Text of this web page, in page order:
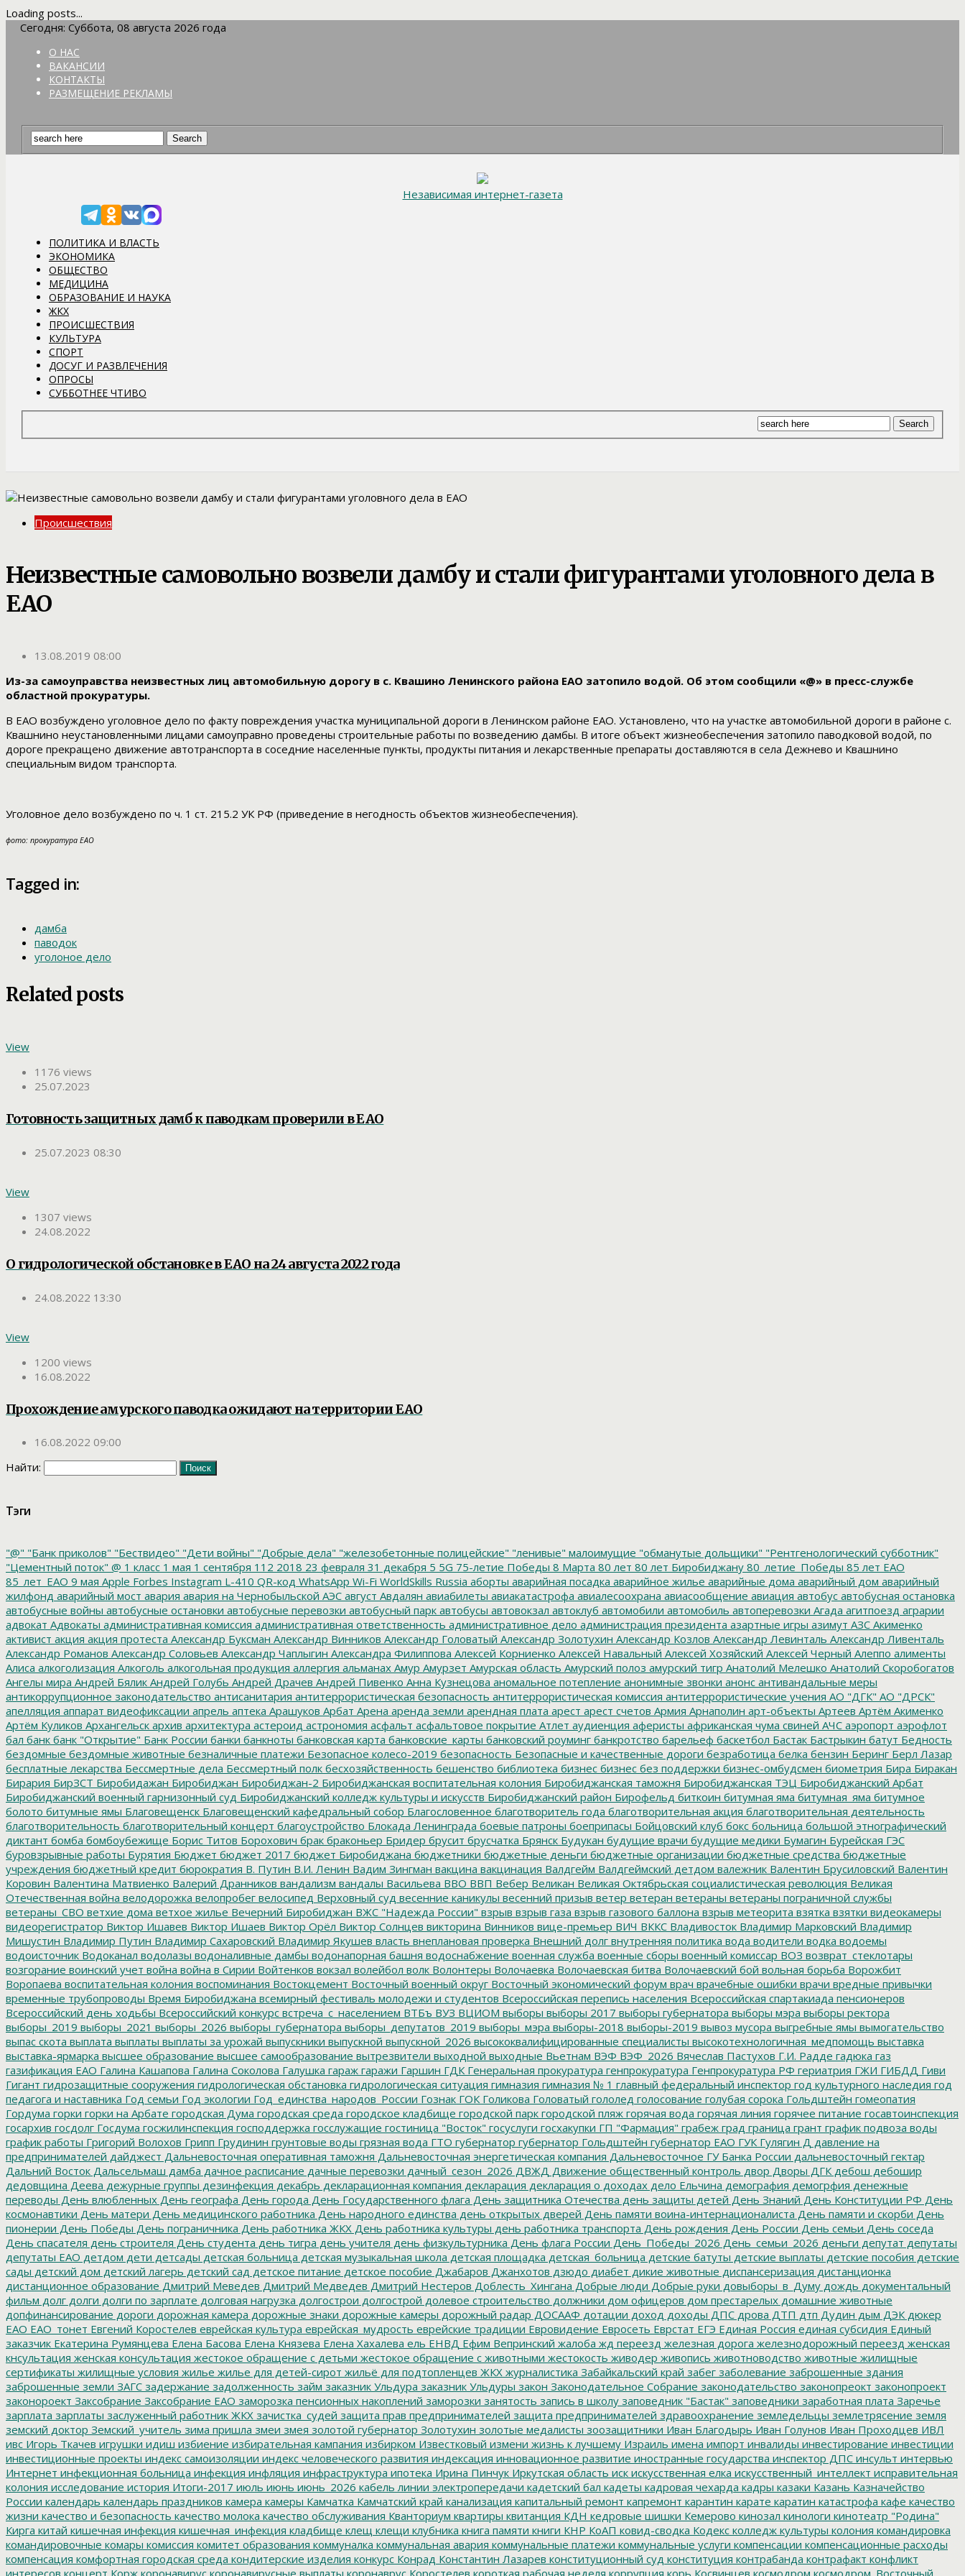
Loading posts...
Сегодня: Суббота, 08 августа 2026 года
О НАС
ВАКАНСИИ
КОНТАКТЫ
РАЗМЕЩЕНИЕ РЕКЛАМЫ
Независимая интернет-газета
ПОЛИТИКА И ВЛАСТЬ
ЭКОНОМИКА
ОБЩЕСТВО
МЕДИЦИНА
ОБРАЗОВАНИЕ И НАУКА
ЖКХ
ПРОИСШЕСТВИЯ
КУЛЬТУРА
СПОРТ
ДОСУГ И РАЗВЛЕЧЕНИЯ
ОПРОСЫ
СУББОТНЕЕ ЧТИВО
Происшествия
Неизвестные самовольно возвели дамбу и стали фигурантами уголовного дела в
ЕАО
13.08.2019 08:00
Из-за самоуправства неизвестных лиц автомобильную дорогу в с. Квашино Ленинского района ЕАО затопило водой. Об этом сообщили «@» в пресс-службе
областной прокуратуры.
В ЕАО возбуждено уголовное дело по факту повреждения участка муниципальной дороги в Ленинском районе ЕАО. Установлено, что на участке автомобильной дороги в районе с.
Квашнино неустановленными лицами самоуправно проведены строительные работы по возведению дамбы. В итоге объект жизнеобеспечения затопило паводковой водой, по
дороге прекращено движение автотранспорта в соседние населенные пункты, продукты питания и лекарственные препараты доставляются в села Дежнево и Квашнино
специальным видом транспорта.
Уголовное дело возбуждено по ч. 1 ст. 215.2 УК РФ (приведение в негодность объектов жизнеобеспечения).
фото: прокуратура ЕАО
Tagged in:
дамба
паводок
уголоное дело
Related posts
View
1176 views
25.07.2023
Готовность защитных дамб к паводкам проверили в ЕАО
25.07.2023 08:30
View
1307 views
24.08.2022
О гидрологической обстановке в ЕАО на 24 августа 2022 года
24.08.2022 13:30
View
1200 views
16.08.2022
Прохождение амурского паводка ожидают на территории ЕАО
16.08.2022 09:00
Найти:
Тэги
"@" "Банк приколов" "Бествидео" "Дети войны" "Добрые дела" "железобетонные полицейские" "ленивые" малоимущие "обманутые дольщики" "Рентгенологический субботник"
"Цементный поток" @ 1 класс 1 мая 1 сентября 112 2018 23 февраля 31 декабря 5 5G 75-летие Победы 8 Марта 80 лет 80 лет Биробиджану 80_летие_Победы 85 лет ЕАО
85_лет_ЕАО 9 мая Apple Forbes Instagram L-410 QR-код WhatsApp Wi-Fi WorldSkills Russia аборты аварийная посадка аварийное жилье аварийные дома аварийный дом аварийный
жилфонд аварийный мост авария авария на Чернобыльской АЭС август Авдалян авиабилеты авиакатастрофа авиалесоохрана авиасообщение авиация автобус автобусная остановка
автобусные войны автобусные остановки автобусные перевозки автобусный парк автобусы автовокзал автоклуб автомобили автомобиль автоперевозки Агада агитпоезд аграрии
адвокат Адвокаты административная комиссия административная ответственность административное дело администрация президента азартные игры азимут АЗС Акименко
активист акция акция протеста Александр Буксман Александр Винников Александр Головатый Александр Золотухин Александр Козлов Александр Левинталь Александр Ливенталь
Александр Романов Александр Соловьев Александр Чаплыгин Александра Филиппова Алексей Корниенко Алексей Навальный Алексей Хозяйский Алексей Черный Алеппо алименты
Алиса алкоголизация Алкоголь алкогольная продукция аллергия альманах Амур Амурзет Амурская область Амурский полоз амурский тигр Анатолий Мелешко Анатолий Скоробогатов
Ангелы мира Андрей Бялик Андрей Голубь Андрей Драчев Андрей Пивенко Анна Кузнецова аномальное потепление анонимные звонки анонс антивандальные меры
антикоррупционное законодательство антисанитария антитеррористическая безопасность антитеррористическая комиссия антитеррористические учения АО "ДГК" АО "ДРСК"
апелляция аппарат видеофиксации апрель аптека Арашуков Арбат Арена аренда земли арендная плата арест арест счетов Армия Арнаполин арт-объекты Артеев Артём Акименко
Артём Куликов Архангельск архив архитектура астероид астрономия асфальт асфальтовое покрытие Атлет аудиенция аферисты африканская чума свиней АЧС аэропорт аэрофлот
бал банк банк "Открытие" Банк России банки банкноты банковская карта банковские_карты банковский роуминг банкротство барельеф баскетбол Бастак Бастрыкин батут Бедность
бездомные бездомные животные безналичные платежи Безопасное колесо-2019 безопасность Безопасные и качественные дороги безработица белка бензин Беринг Берл Лазар
бесплатные лекарства Бессмертные дела Бессмертный полк бесхозяйственность бешенство библиотека бизнес бизнес без поддержки бизнес-омбудсмен биометрия Бира Биракан
Бирария БирЗСТ Биробидажан Биробиджан Биробиджан-2 Биробиджанская воспитательная колония Биробиджанская таможня Биробиджанская ТЭЦ Биробиджанский Арбат
Биробиджанский военный гарнизонный суд Биробиджанский колледж культуры и искусств Биробиджанский район Бирофельд биткоин битумная яма битумная_яма битумное
болото битумные ямы Благовещенск Благовещенский кафедральный собор Благословенное благотворитель года благотворительная акция благотворительная деятельность
благотворительность благотворительный концерт благоустройство Блокада Ленинграда боевые патроны боеприпасы Бойцовский клуб бокс больница большой этнографический
диктант бомба бомбоубежище Борис Титов Борохович брак браконьер Бридер брусит брусчатка Брянск Будукан будущие врачи будущие медики Бумагин Бурейская ГЭС
буровзрывные работы Бурятия Бюджет бюджет 2017 бюджет Биробиджана бюджетники бюджетные деньги бюджетные организации бюджетные средства бюджетные
учреждения бюджетный кредит бюрократия В. Путин В.И. Ленин Вадим Зингман вакцина вакцинация Валдгейм Валдгеймский детдом валежник Валентин Брусиловский Валентин
Коровин Валентина Матвиенко Валерий Дранников вандализм вандалы Васильева ВВО ВВП Вебер Великан Великая Октябрьская социалистическая революция Великая
Отечественная война велодорожка велопробег велосипед Верховный суд весенние каникулы весенний призыв ветер ветеран ветераны ветераны пограничной службы
ветераны_СВО ветхие дома ветхое жилье Вечерний Биробиджан ВЖС "Надежда России" взрыв взрыв газа взрыв газового баллона взрыв метеорита взятка взятки видеокамеры
видеорегистратор Виктор Ишавев Виктор Ишаев Виктор Орёл Виктор Солнцев викторина Винников вице-премьер ВИЧ ВККС Владивосток Владимир Марковский Владимир
Мишустин Владимир Путин Владимир Сахаровский Владимир Якушев власть внеплановая проверка Внешний долг внутренняя политика вода водители водка водоемы
водоисточник Водоканал водолазы водоналивные дамбы водонапорная башня водоснабжение военная служба военные сборы военный комиссар ВОЗ возврат_стеклотары
возгорание воинский учет война война в Сирии Войтенков вокзал волейбол волк Волонтеры Волочаевка Волочаевская битва Волочаевский бой вольная борьба Ворожбит
Воропаева воспитательная колония воспоминания Востокцемент Восточный военный округ Восточный экономический форум врач врачебные ошибки врачи вредные привычки
временные трубопроводы Время Биробиджана всемирный фестиваль молодежи и студентов Всероссийская перепись населения Всероссийская спартакиада пенсионеров
Всероссийский день ходьбы Всероссийский конкурс встреча_с_населением ВТБъ ВУЗ ВЦИОМ выборы выборы 2017 выборы губернатора выборы мэра выборы ректора
выборы_2019 выборы_2021 выборы_2026 выборы_губернатора выборы_депутатов_2019 выборы_мэра выборы-2018 выборы-2019 вывоз мусора выгребные ямы вымогательство
выпас скота выплата выплаты выплаты за урожай выпускники выпускной выпускной_2026 высококвалифицированные специалисты высокотехнологичная_медпомощь выставка
выставка-ярмарка высшее образование высшее самообразование вытрезвители выходной выходные Вьетнам ВЭФ ВЭФ_2026 Вячеслав Пастухов Г.И. Радде гадюка газ
газификация ЕАО Галина Кашапова Галина Соколова Галушка гараж гаражи Гаршин ГДК Генеральная прокуратура генпрокуратура Генпрокуратура РФ гериатрия ГЖИ ГИБДД Гиви
Гигант гидрозащитные сооружения гидрологическая обстановка гидрологическая ситуация гимназия гимназия № 1 главный федеральный инспектор год культурного наследия год
педагога и наставника Год семьи Год экологии Год_единства_народов_России Гознак ГОК Голикова Головатый гололед голосование голубая сорока Гольдштейн гомеопатия
Гордума горки горки на Арбате городская Дума городская среда городское кладбище городской парк городской пляж горячая вода горячая линия горячее питание госавтоинспекция
госархив госдолг Госдума госжилинспекция господдержка госслужащие гостиница "Восток" госуслуги госхакупки ГП "Фармация" грабеж град граница грант график подвоза воды
график работы Григорий Волохов Грипп Грудинин грунтовые воды грязная вода ГТО губернатор губернатор Гольдштейн губернатор ЕАО ГУК Гулягин Д давление на
предпринимателей дайджест Дальневосточная оперативная таможня Дальневосточная энергетическая компания Дальневосточное ГУ Банка России дальневосточный гектар
Дальний Восток Дальсельмаш дамба дачное расписание дачные перевозки дачный_сезон_2026 ДВЖД Движение общественный контроль двор Дворы ДГК дебош дебошир
дедовщина Деева дежурные группы дезинфекция декабрь декларационная компания декларация декларация о доходах дело Ельчина демография демогрфия денежные
переводы День влюбленных День географа День города День Государственного флага День защитника Отечества день защиты детей День Знаний День Конституции РФ День
космонавтики День матери День медицинского работника День народного единства день открытых дверей День памяти воина-интернационалиста День памяти и скорби День
пионерии День Победы День пограничника День работника ЖКХ День работника культуры день работника транспорта День рождения День России День семьи День соседа
День спасателя день строителя День студента день тигра день учителя день физкультурника День флага России День_Победы_2026 День_семьи_2026 деньги депутат депутаты
депутаты ЕАО детдом дети детсады детская больница детская музыкальная школа детская площадка детская_больница детские батуты детские выплаты детские пособия детские
сады детский дом детский лагерь детский сад детское питание детское пособие Джабаров Джанхотов дзюдо диабет дикие животные диспансеризация дистанционка
дистанционное образование Дмитрий Меведев Дмитрий Медведев Дмитрий Нестеров Доблесть_Хингана Добрые люди Добрые руки довыборы_в_Думу дождь документальный
фильм долг долги долги по зарплате долговая нагрузка долгострои долгострой долевое строительство должники дом офицеров дом престарелых домашние животные
допфинансирование дороги дорожная камера дорожные знаки дорожные камеры дорожный радар ДОСААФ дотации доход доходы ДПС дрова ДТП дтп Дудин дым ДЭК дюкер
ЕАО ЕАО_тонет Евгений Коростелев еврейская культура еврейская_мудрость еврейские традиции Евровидение Евросеть Еврстат ЕГЭ Единая Россия единая субсидия Единый
заказчик Екатерина Румянцева Елена Басова Елена Князева Елена Хахалева ель ЕНВД Ефим Вепринский жалоба жд переезд железная дорога железнодорожный переезд женская
кнсультация женская консультация жестокое обращение с детьми жестокое обращение с животными жестокость живодер живопись животноводство животные жилищные
сертификаты жилищные условия жилье жилье для детей-сирот жильё для подтопленцев ЖКХ журналистика Забайкальский край забег заболевание заброшенные здания
заброшенные земли ЗАГС задержание задолженность займ заказник Ульдура заказник Ульдуры закон Законодательное Собрание законодательство законопреокт законопроект
законороект Заксобрание Заксобрание ЕАО заморозка пенсионных накоплений заморозки занятость запись в школу заповедник "Бастак" заповедники заработная плата Заречье
зарплата зарплаты заслуженный работник ЖКХ зачистка_судей защита прав предпринимателей защита предпринимателей здравоохранение земледельцы землетрясение земля
земский доктор Земский_учитель зима пришла змеи змея золотой губернатор Золотухин золотые медалисты зоозащитники Иван Благодырь Иван Голунов Иван Проходцев ИВЛ
ивс Игорь Ткачев игрушки идиш избиение избирательная кампания избирком Известковый измени жизнь к лучшему Израиль имена импорт инвалиды инвестирование инвестиции
инвестиционные проекты индекс самоизоляции индекс человеческого развития индексация инновационное развитие иностранные государства инспектор ДПС инсульт интервью
Интернет инфекционная больница инфекция инфляция инфраструктура ипотека Ирина Пинчук Иркутская область иск искусственная елка искусственный_интеллект исправительная
колония исследование история Итоги-2017 июль июнь июнь_2026 кабель линии электропередачи кадетский бал кадеты кадровая чехарда кадры казаки Казань Казначейство
России календарь календарь праздников камера камеры Камчатка Камчатский край канализация капитальный ремонт капремонт карантин карате каратин катастрофа кафе качество
жизни качество и безопасность качество молока качество обслуживания Кванториум квартиры квитанция КДН кедровые шишки Кемерово кинозал кинологи кинотеатр "Родина"
Кирга китай кишечная инфекция кишечная_инфекция кладбище клещ клещи клубника книга памяти книги КНР КоАП ковид-сводка Кодекс колледж культуры колония командировка
командировочные комары комиссия комитет образования коммуналка коммунальная авария коммунальные платежи коммунальные услуги компенсации компенсационные расходы
компенсация комфортная городская среда кондитерские изделия конкурс Конрад Константин Лазарев конституционный суд конституция контрабанда контрафакт конфликт
интересов концерт Корж коронавирус коронавирусные выплаты коронаврус Коростелев короткая рабочая неделя коррупция корь Косвинцев космодром космодром_Восточный